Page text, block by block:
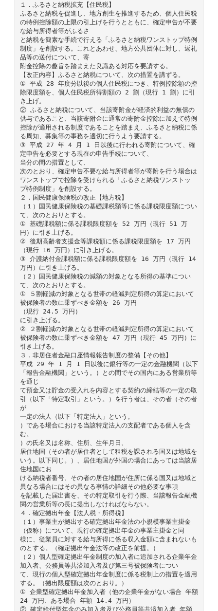
１．ふるさと納税拡充【住民税】
ふるさと納税を促進し、地方創生を推進するため、個人住民税
の特例控除額の上限の引上げを行うとともに、確定申告が不要
な給与所得者等がふるさ
と納税を簡素な手続で行える「ふるさと納税ワンストップ特例
制度」を創設する。これとあわせ、地方公共団体に対し、返礼
品等の送付について、寄
附金控除の趣旨を踏まえた良識ある対応を要請する。
【改正内容】ふるさと納税について、次の措置を講ずる。
① 平成 28 年度分以後の個人住民税につき、特例控除額の控
除限度額を、個人住民税所得割額の 2 割（現行 1 割）に引
き上げ。
② ふるさと納税について、当該寄附金が経済的利益の無償の
供与であること、当該寄附金に通常の寄附金控除に加えて特例
控除が適用される制度であることを踏まえ、ふるさと納税に係
る周知、募集等の事務を適切に行うよう要請する。
③ 平成 27 年 4 月 1 日以後に行われる寄附について、確
定申告を必要とする現在の申告手続について、
当分の間の措置として、
次のとおり、確定申告不要な給与所得者等が寄附を行う場合は
ワンストップで控除を受けられる「ふるさと納税ワンストッ
プ特例制度」を創設する。
２．国民健康保険税の改正【地方税】
（１）国民健康保険税の基礎課税額等に係る課税限度額につい
て、次のとおりとする。
① 基礎課税額に係る課税限度額を 52 万円（現行 51 万
円）に引き上げる。
② 後期高齢者支援金等課税額に係る課税限度額を 17 万円
（現行 16 万円）に引き上げる。
③ 介護納付金課税額に係る課税限度額を 16 万円（現行 14
万円）に引き上げる。
（２）国民健康保険税の減額の対象となる所得の基準につい
て、次のとおりとする。
① ５割軽減の対象となる世帯の軽減判定所得の算定において
被保険者の数に乗ずべき金額を 26 万円
（現行 24.5 万円）
に引き上げる。
② ２割軽減の対象となる世帯の軽減判定所得の算定において
被保険者の数に乗ずべき金額を 47 万円（現行 45 万円）に
引き上げる。
３．非居住者金融口座情報報告制度の整備【その他】
平成 29 年 1 月 1 日以後に銀行等の一定の金融機関（以下
「報告金融機関」という。）との間でその国内にある営業所等
を通じ
て預金又は貯金の受入れを内容とする契約の締結等の一定の取
引（以下「特定取引」という。）を行う者は、その者（その者
が
一定の法人（以下「特定法人」という。
）である場合における当該特定法人の支配者である個人を含
む。
）の氏名又は名称、住所、生年月日、
居住地国（その者が居住者として租税を課される国又は地域を
いう。以下同じ。）、居住地国が外国の場合にあっては当該居
住地国にお
ける納税者番号、その者の居住地国が住所に係る国又は地域と
異なる場合にはその異なる事情の詳細その他必要な事項
を記載した届出書を、その特定取引を行う際、当該報告金融機
関の営業所等の長に提出しなければならない。
４．確定拠出年金【法人税・所得税】
（１）事業主が拠出する確定拠出年金法の小規模事業主掛金
（仮称）について、現行の確定拠出年金の事業主掛金と同
様に、従業員に対する給与所得に係る収入金額に含まれないも
のとする。（確定拠出年金法等の改正を前提。）
（２）個人型確定拠出年金制度の加入者に追加される企業年金
加入者、公務員等共済加入者及び第三号被保険者につい
て、現行の個人型確定拠出年金制度に係る税制上の措置を適用
する。（拠出限度額は次のとおり。）
① 企業型確定拠出年金加入者（他の企業年金がない場合 年額
24 万円、ある場合 年額 14.4 万円）
② 確定給付型年金のみ加入者及び公務員等共済加入者 年額